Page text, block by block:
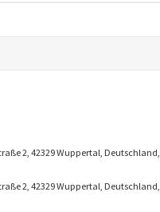
2, 42329 Wuppertal,
2, 42329 Wuppertal,